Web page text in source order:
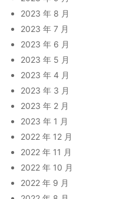
2023 年 8 月
2023 年 7 月
2023 年 6 月
2023 年 5 月
2023 年 4 月
2023 年 3 月
2023 年 2 月
2023 年 1 月
2022 年 12 月
2022 年 11 月
2022 年 10 月
2022 年 9 月